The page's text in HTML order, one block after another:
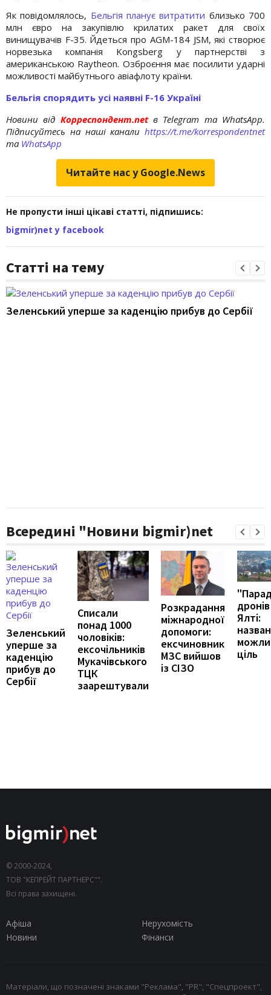
Як повідомлялось, Бельгія планує витратити близько 700
млн євро на закупівлю крилатих ракет для своїх
винищувачів F-35. Йдеться про AGM-184 JSM, які створює
норвезька компанія Kongsberg у партнерстві з
американською Raytheon. Озброєння має посилити ударні
можливості майбутнього авіафлоту країни.
Бельгія спорядить усі наявні F-16 Україні
Новини від Корреспондент.netв Telegram та WhatsApp.
Підписуйтесь на наші канали https://t.me/korrespondentnet
та WhatsApp
Читайте нас у Google.News
Не пропусти інші цікаві статті, підпишись:
bigmir)net у facebook
Статті на тему
Зеленський уперше за каденцію прибув до Сербії
Всередині "Новини bigmir)net
Зеленський
уперше за
каденцію
прибув до
Сербії
Списали
понад 1000
чоловіків:
ексочільників
Мукачівського
ТЦК
заарештували
Розкрадання
міжнародної
допомоги:
ексчиновник
МЗС вийшов
із СІЗО
Ялті:
ціль
© 2000-2024,
ТОВ "КЕПРЕЙТ ПАРТНЕРС"".
Всі права захищені.
Афіша
Нерухомість
Новини
Фінанси
Матеріали, що позначені знаками "Реклама", "PR", "Спецпроект",